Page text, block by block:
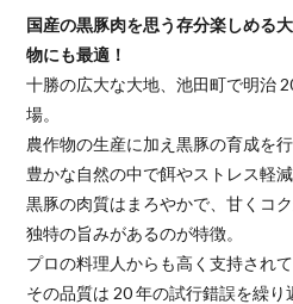
国産の黒豚肉を思う存分楽しめる
物にも最適！
十勝の広大な大地、池田町で明治
場。
農作物の生産に加え黒豚の育成を行
豊かな自然の中で餌やストレス軽
黒豚の肉質はまろやかで、甘くコ
独特の旨みがあるのが特徴。
プロの料理人からも高く支持されて
その品質は 20 年の試行錯誤を繰り